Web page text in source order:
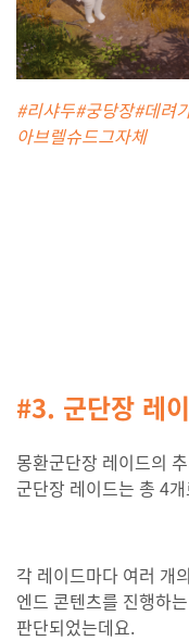
#리샤두#궁당장#데려
아브렐슈드그자체
#3. 군단장 레
몽환군단장 레이드의
군단장 레이드는 총 4
각 레이드마다 여러 개
엔드 콘텐츠를 진행하
판단되었는데요.